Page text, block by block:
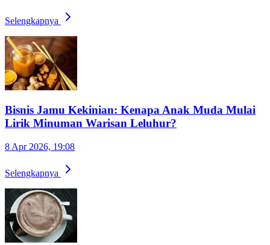
Selengkapnya
Bisnis Jamu Kekinian: Kenapa Anak Muda Mulai
Lirik Minuman Warisan Leluhur?
8 Apr 2026, 19:08
Selengkapnya